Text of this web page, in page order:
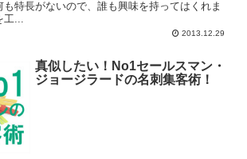
特長がないので、誰も興味を持ってはくれま
...
2013.12.29
真似したい！No1セールスマン・
ジョージラードの名刺集客術！